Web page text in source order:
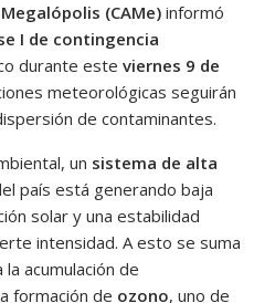
(CAMe) informó
I de contingencia
durante esteviernes 9 de
meteorológicas seguirán
de contaminantes.
un sistema de alta
país está generando baja
solar y una estabilidad
intensidad. A esto se suma
acumulación de
formación de ozono, uno de